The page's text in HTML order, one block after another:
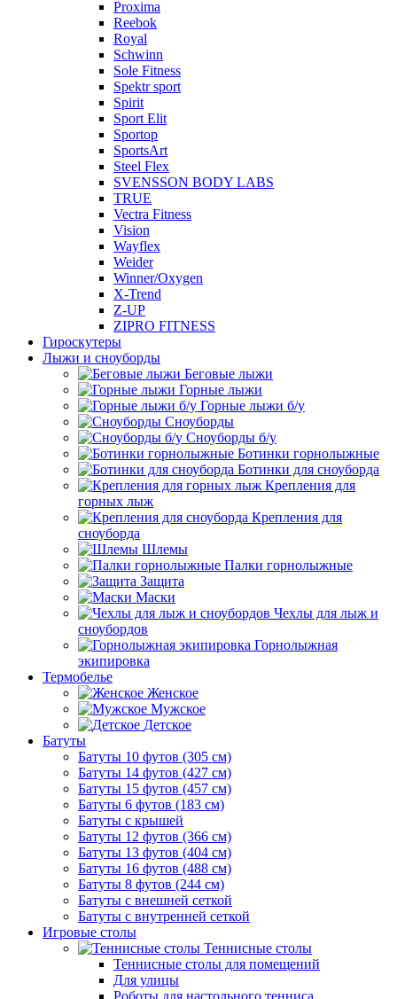
Proxima
Reebok
Royal
Schwinn
Sole Fitness
Spektr sport
Spirit
Sport Elit
Sportop
SportsArt
Steel Flex
SVENSSON BODY LABS
TRUE
Vectra Fitness
Vision
Wayflex
Weider
Winner/Oxygen
X-Trend
Z-UP
ZIPRO FITNESS
Гироскутеры
Лыжи и сноуборды
Беговые лыжи
Горные лыжи
Горные лыжи б/у
Сноуборды
Сноуборды б/у
Ботинки горнолыжные
Ботинки для сноуборда
Крепления для
горных лыж
Крепления для
сноуборда
Шлемы
Палки горнолыжные
Защита
Маски
Чехлы для лыж и
сноубордов
Горнолыжная
экипировка
Термобелье
Женское
Мужское
Детское
Батуты
Батуты 10 футов (305 см)
Батуты 14 футов (427 см)
Батуты 15 футов (457 см)
Батуты 6 футов (183 см)
Батуты с крышей
Батуты 12 футов (366 см)
Батуты 13 футов (404 см)
Батуты 16 футов (488 см)
Батуты 8 футов (244 см)
Батуты с внешней сеткой
Батуты с внутренней сеткой
Игровые столы
Теннисные столы
Теннисные столы для помещений
Для улицы
Роботы для настольного тенниса